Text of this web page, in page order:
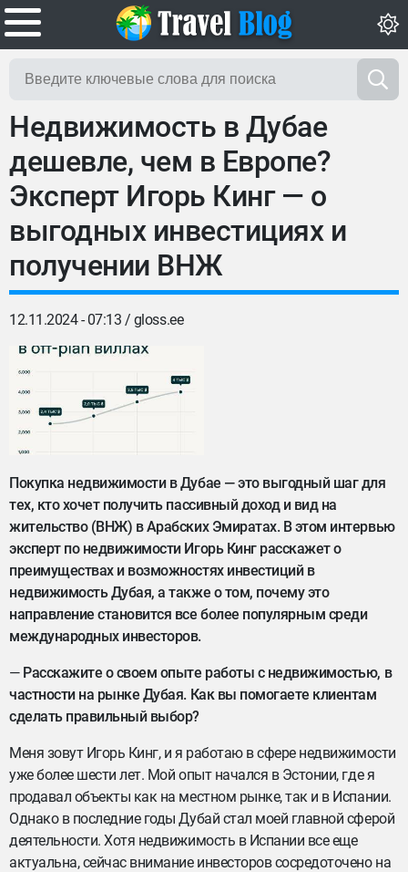
Недвижимость в Дубае
дешевле, чем в Европе?
Эксперт Игорь Кинг — о
выгодных инвестициях и
получении ВНЖ
12.11.2024 - 07:13 / gloss.ee
Покупка недвижимости в Дубае — это выгодный шаг для
тех, кто хочет получить пассивный доход и вид на
жительство (ВНЖ) в Арабских Эмиратах. В этом интервью
эксперт по недвижимости Игорь Кинг расскажет о
преимуществах и возможностях инвестиций в
недвижимость Дубая, а также о том, почему это
направление становится все более популярным среди
международных инвесторов.
— Расскажите о своем опыте работы с недвижимостью, в
частности на рынке Дубая. Как вы помогаете клиентам
сделать правильный выбор?
Меня зовут Игорь Кинг, и я работаю в сфере недвижимости
уже более шести лет. Мой опыт начался в Эстонии, где я
продавал объекты как на местном рынке, так и в Испании.
Однако в последние годы Дубай стал моей главной сферой
деятельности. Хотя недвижимость в Испании все еще
актуальна, сейчас внимание инвесторов сосредоточено на